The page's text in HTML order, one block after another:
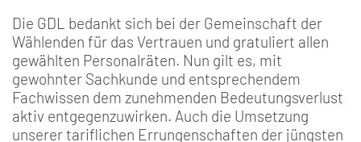
Die GDL bedankt sich bei der Gemeinschaft der
Wählenden für das Vertrauen und gratuliert allen
gewählten Personalräten. Nun gilt es, mit
gewohnter Sachkunde und entsprechendem
Fachwissen dem zunehmenden Bedeutungsverlust
aktiv entgegenzuwirken. Auch die Umsetzung
unserer tariflichen Errungenschaften der jüngsten